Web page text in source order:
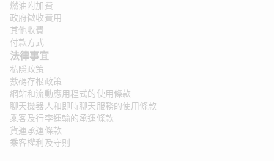
燃油附加費
政府徵收費用
其他收費
付款方式
法律事宜
私隱政策
數碼存根政策
網站和流動應用程式的使用條款
聊天機器人和即時聊天服務的使用條款
乘客及行李運輸的承運條款
貨運承運條款
乘客權利及守則